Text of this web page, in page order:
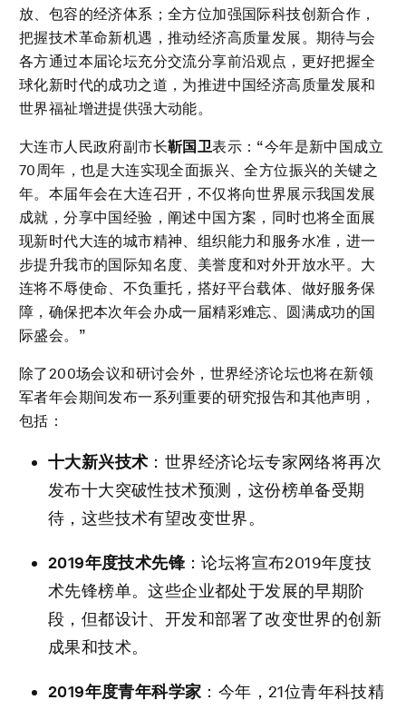
放、包容的经济体系；全方位加强国际科技创新合作，
把握技术革命新机遇，推动经济高质量发展。期待与会
各方通过本届论坛充分交流分享前沿观点，更好把握全
球化新时代的成功之道，为推进中国经济高质量发展和
世界福祉增进提供强大动能。
大连市人民政府副市长靳国卫表示：“今年是新中国成立
70周年，也是大连实现全面振兴、全方位振兴的关键之
年。本届年会在大连召开，不仅将向世界展示我国发展
成就，分享中国经验，阐述中国方案，同时也将全面展
现新时代大连的城市精神、组织能力和服务水准，进一
步提升我市的国际知名度、美誉度和对外开放水平。大
连将不辱使命、不负重托，搭好平台载体、做好服务保
障，确保把本次年会办成一届精彩难忘、圆满成功的国
际盛会。”
除了200场会议和研讨会外，世界经济论坛也将在新领
军者年会期间发布一系列重要的研究报告和其他声明，
包括：
十大新兴技术 ：世界经济论坛专家网络将再次
发布十大突破性技术预测，这份榜单备受期
待，这些技术有望改变世界。
2019年度技术先锋 ：论坛将宣布2019年度技
术先锋榜单。这些企业都处于发展的早期阶
段，但都设计、开发和部署了改变世界的创新
成果和技术。
2019年度青年科学家 ：今年，21位青年科技精